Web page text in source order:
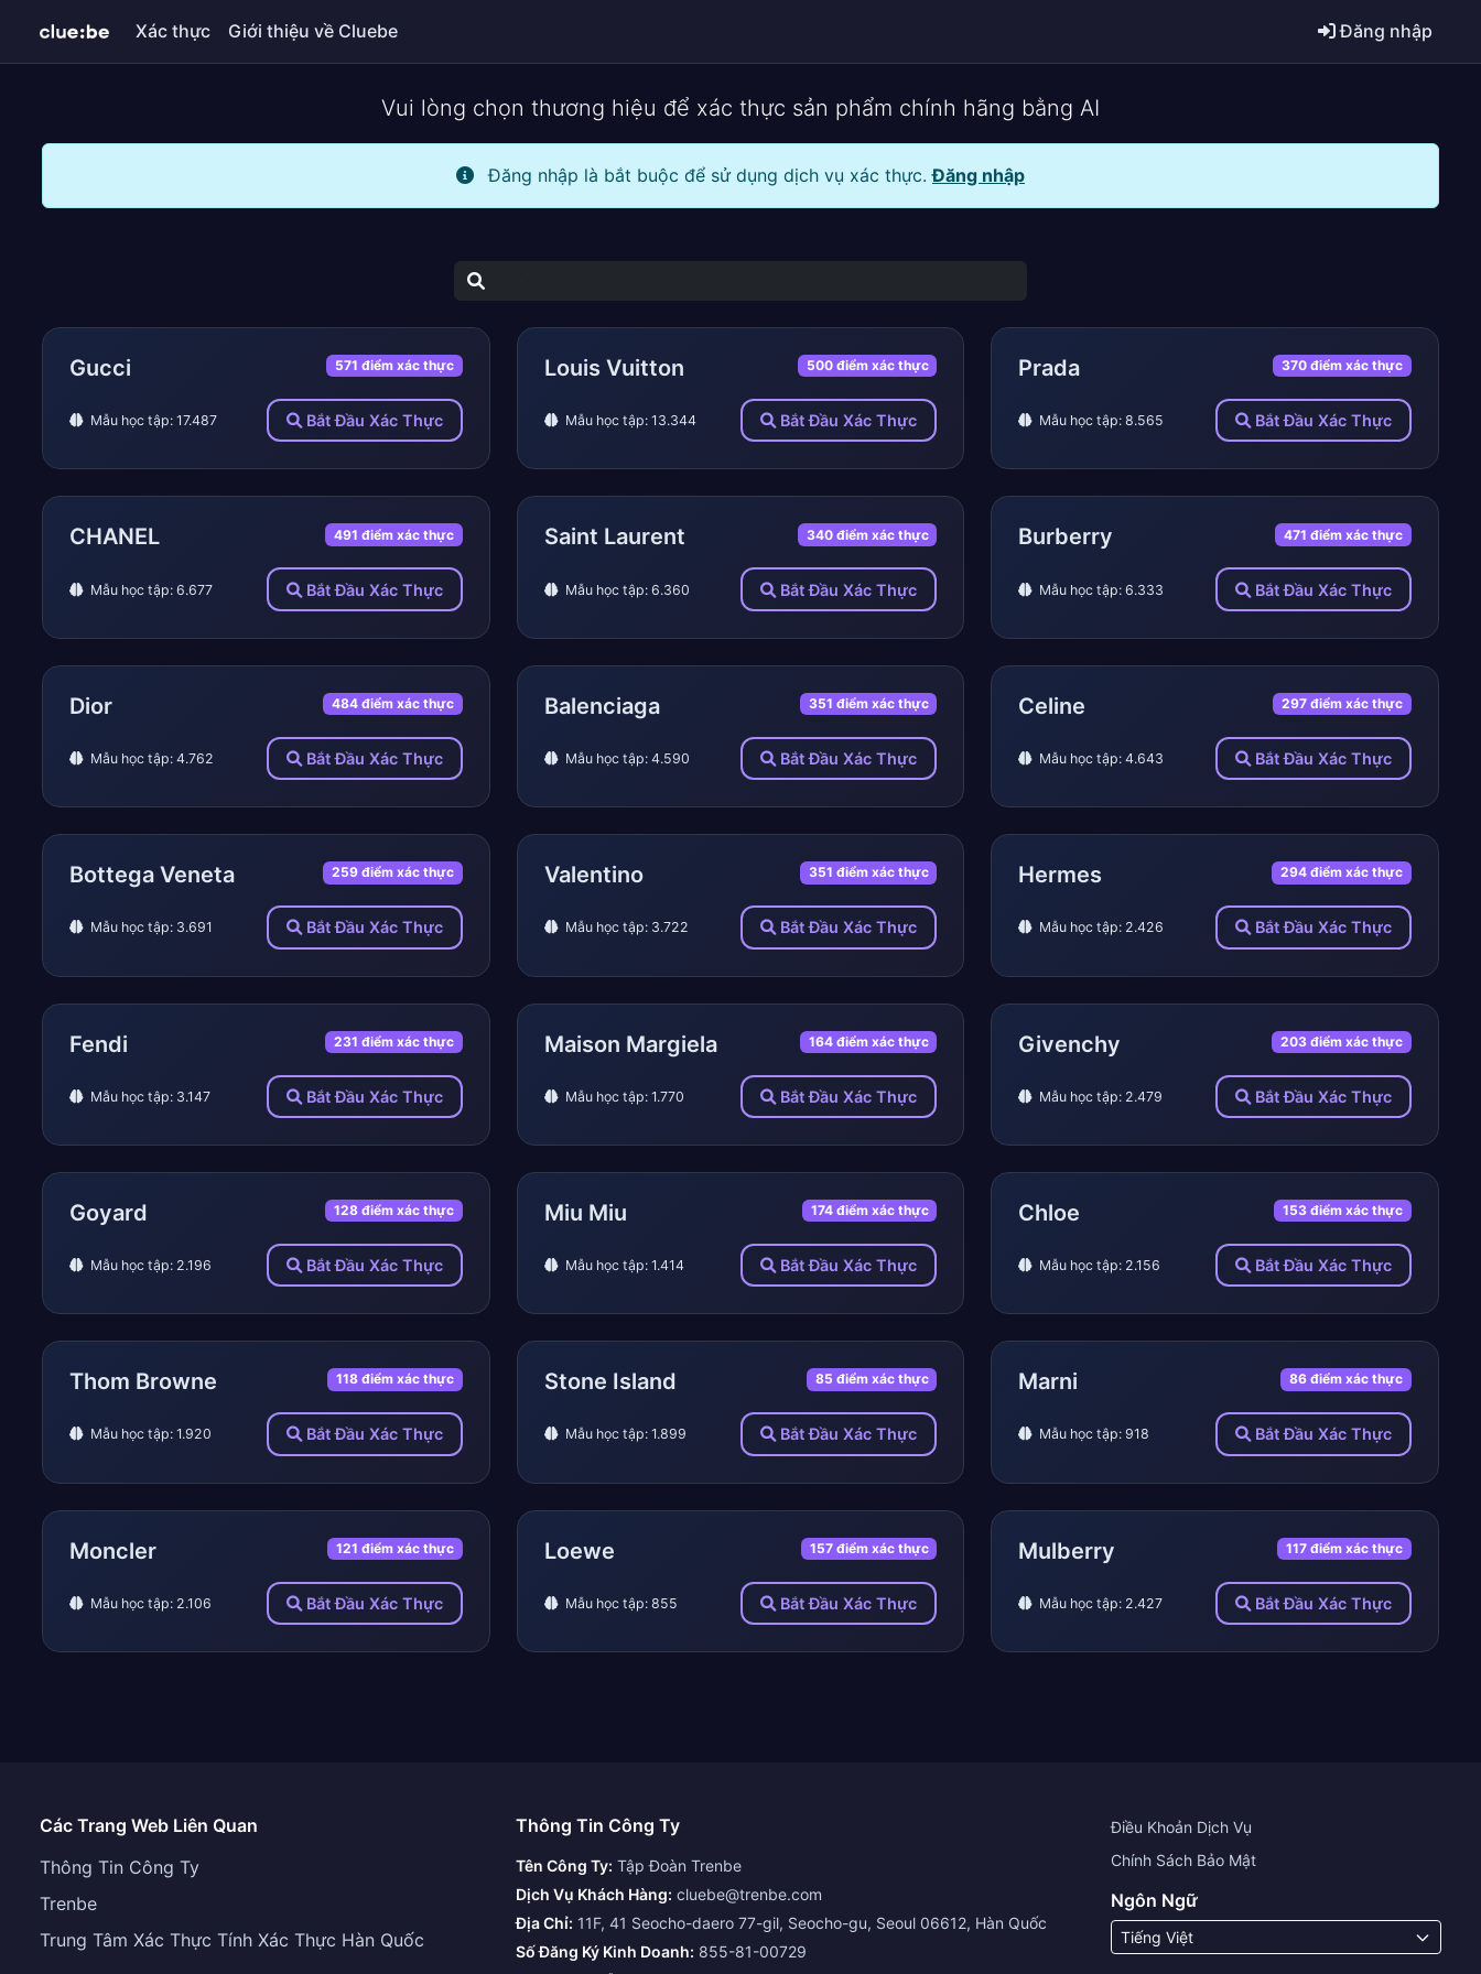
Xác thực Giới thiệu về Cluebe Đăng nhập
Vui lòng chọn thương hiệu để xác thực sản phẩm chính hãng bằng AI
Đăng nhập là bắt buộc để sử dụng dịch vụ xác thực.Đăng nhập
Gucci 571 điểm xác thực
Mẫu học tập: 17.487 Bắt Đầu Xác Thực
Louis Vuitton 500 điểm xác thực
Mẫu học tập: 13.344 Bắt Đầu Xác Thực
Prada 370 điểm xác thực
Mẫu học tập: 8.565 Bắt Đầu Xác Thực
CHANEL 491 điểm xác thực
Mẫu học tập: 6.677 Bắt Đầu Xác Thực
Saint Laurent 340 điểm xác thực
Mẫu học tập: 6.360 Bắt Đầu Xác Thực
Burberry 471 điểm xác thực
Mẫu học tập: 6.333 Bắt Đầu Xác Thực
Dior 484 điểm xác thực
Mẫu học tập: 4.762 Bắt Đầu Xác Thực
Balenciaga 351 điểm xác thực
Mẫu học tập: 4.590 Bắt Đầu Xác Thực
Celine 297 điểm xác thực
Mẫu học tập: 4.643 Bắt Đầu Xác Thực
Bottega Veneta 259 điểm xác thực
Mẫu học tập: 3.691 Bắt Đầu Xác Thực
Valentino 351 điểm xác thực
Mẫu học tập: 3.722 Bắt Đầu Xác Thực
Hermes 294 điểm xác thực
Mẫu học tập: 2.426 Bắt Đầu Xác Thực
Fendi 231 điểm xác thực
Mẫu học tập: 3.147 Bắt Đầu Xác Thực
Maison Margiela 164 điểm xác thực
Mẫu học tập: 1.770 Bắt Đầu Xác Thực
Givenchy 203 điểm xác thực
Mẫu học tập: 2.479 Bắt Đầu Xác Thực
Goyard 128 điểm xác thực
Mẫu học tập: 2.196 Bắt Đầu Xác Thực
Miu Miu 174 điểm xác thực
Mẫu học tập: 1.414 Bắt Đầu Xác Thực
Chloe 153 điểm xác thực
Mẫu học tập: 2.156 Bắt Đầu Xác Thực
Thom Browne 118 điểm xác thực
Mẫu học tập: 1.920 Bắt Đầu Xác Thực
Stone Island 85 điểm xác thực
Mẫu học tập: 1.899 Bắt Đầu Xác Thực
Marni 86 điểm xác thực
Mẫu học tập: 918 Bắt Đầu Xác Thực
Moncler 121 điểm xác thực
Mẫu học tập: 2.106 Bắt Đầu Xác Thực
Loewe 157 điểm xác thực
Mẫu học tập: 855 Bắt Đầu Xác Thực
Mulberry 117 điểm xác thực
Mẫu học tập: 2.427 Bắt Đầu Xác Thực
Các Trang Web Liên Quan
Thông Tin Công Ty
Trenbe
Trung Tâm Xác Thực Tính Xác Thực Hàn Quốc
Thông Tin Công Ty
Tên Công Ty: Tập Đoàn Trenbe
Dịch Vụ Khách Hàng: cluebe@trenbe.com
Địa Chỉ: 11F, 41 Seocho-daero 77-gil, Seocho-gu, Seoul 06612, Hàn Quốc
Số Đăng Ký Kinh Doanh: 855-81-00729
Điều Khoản Dịch Vụ
Chính Sách Bảo Mật
Ngôn Ngữ
Tiếng Việt